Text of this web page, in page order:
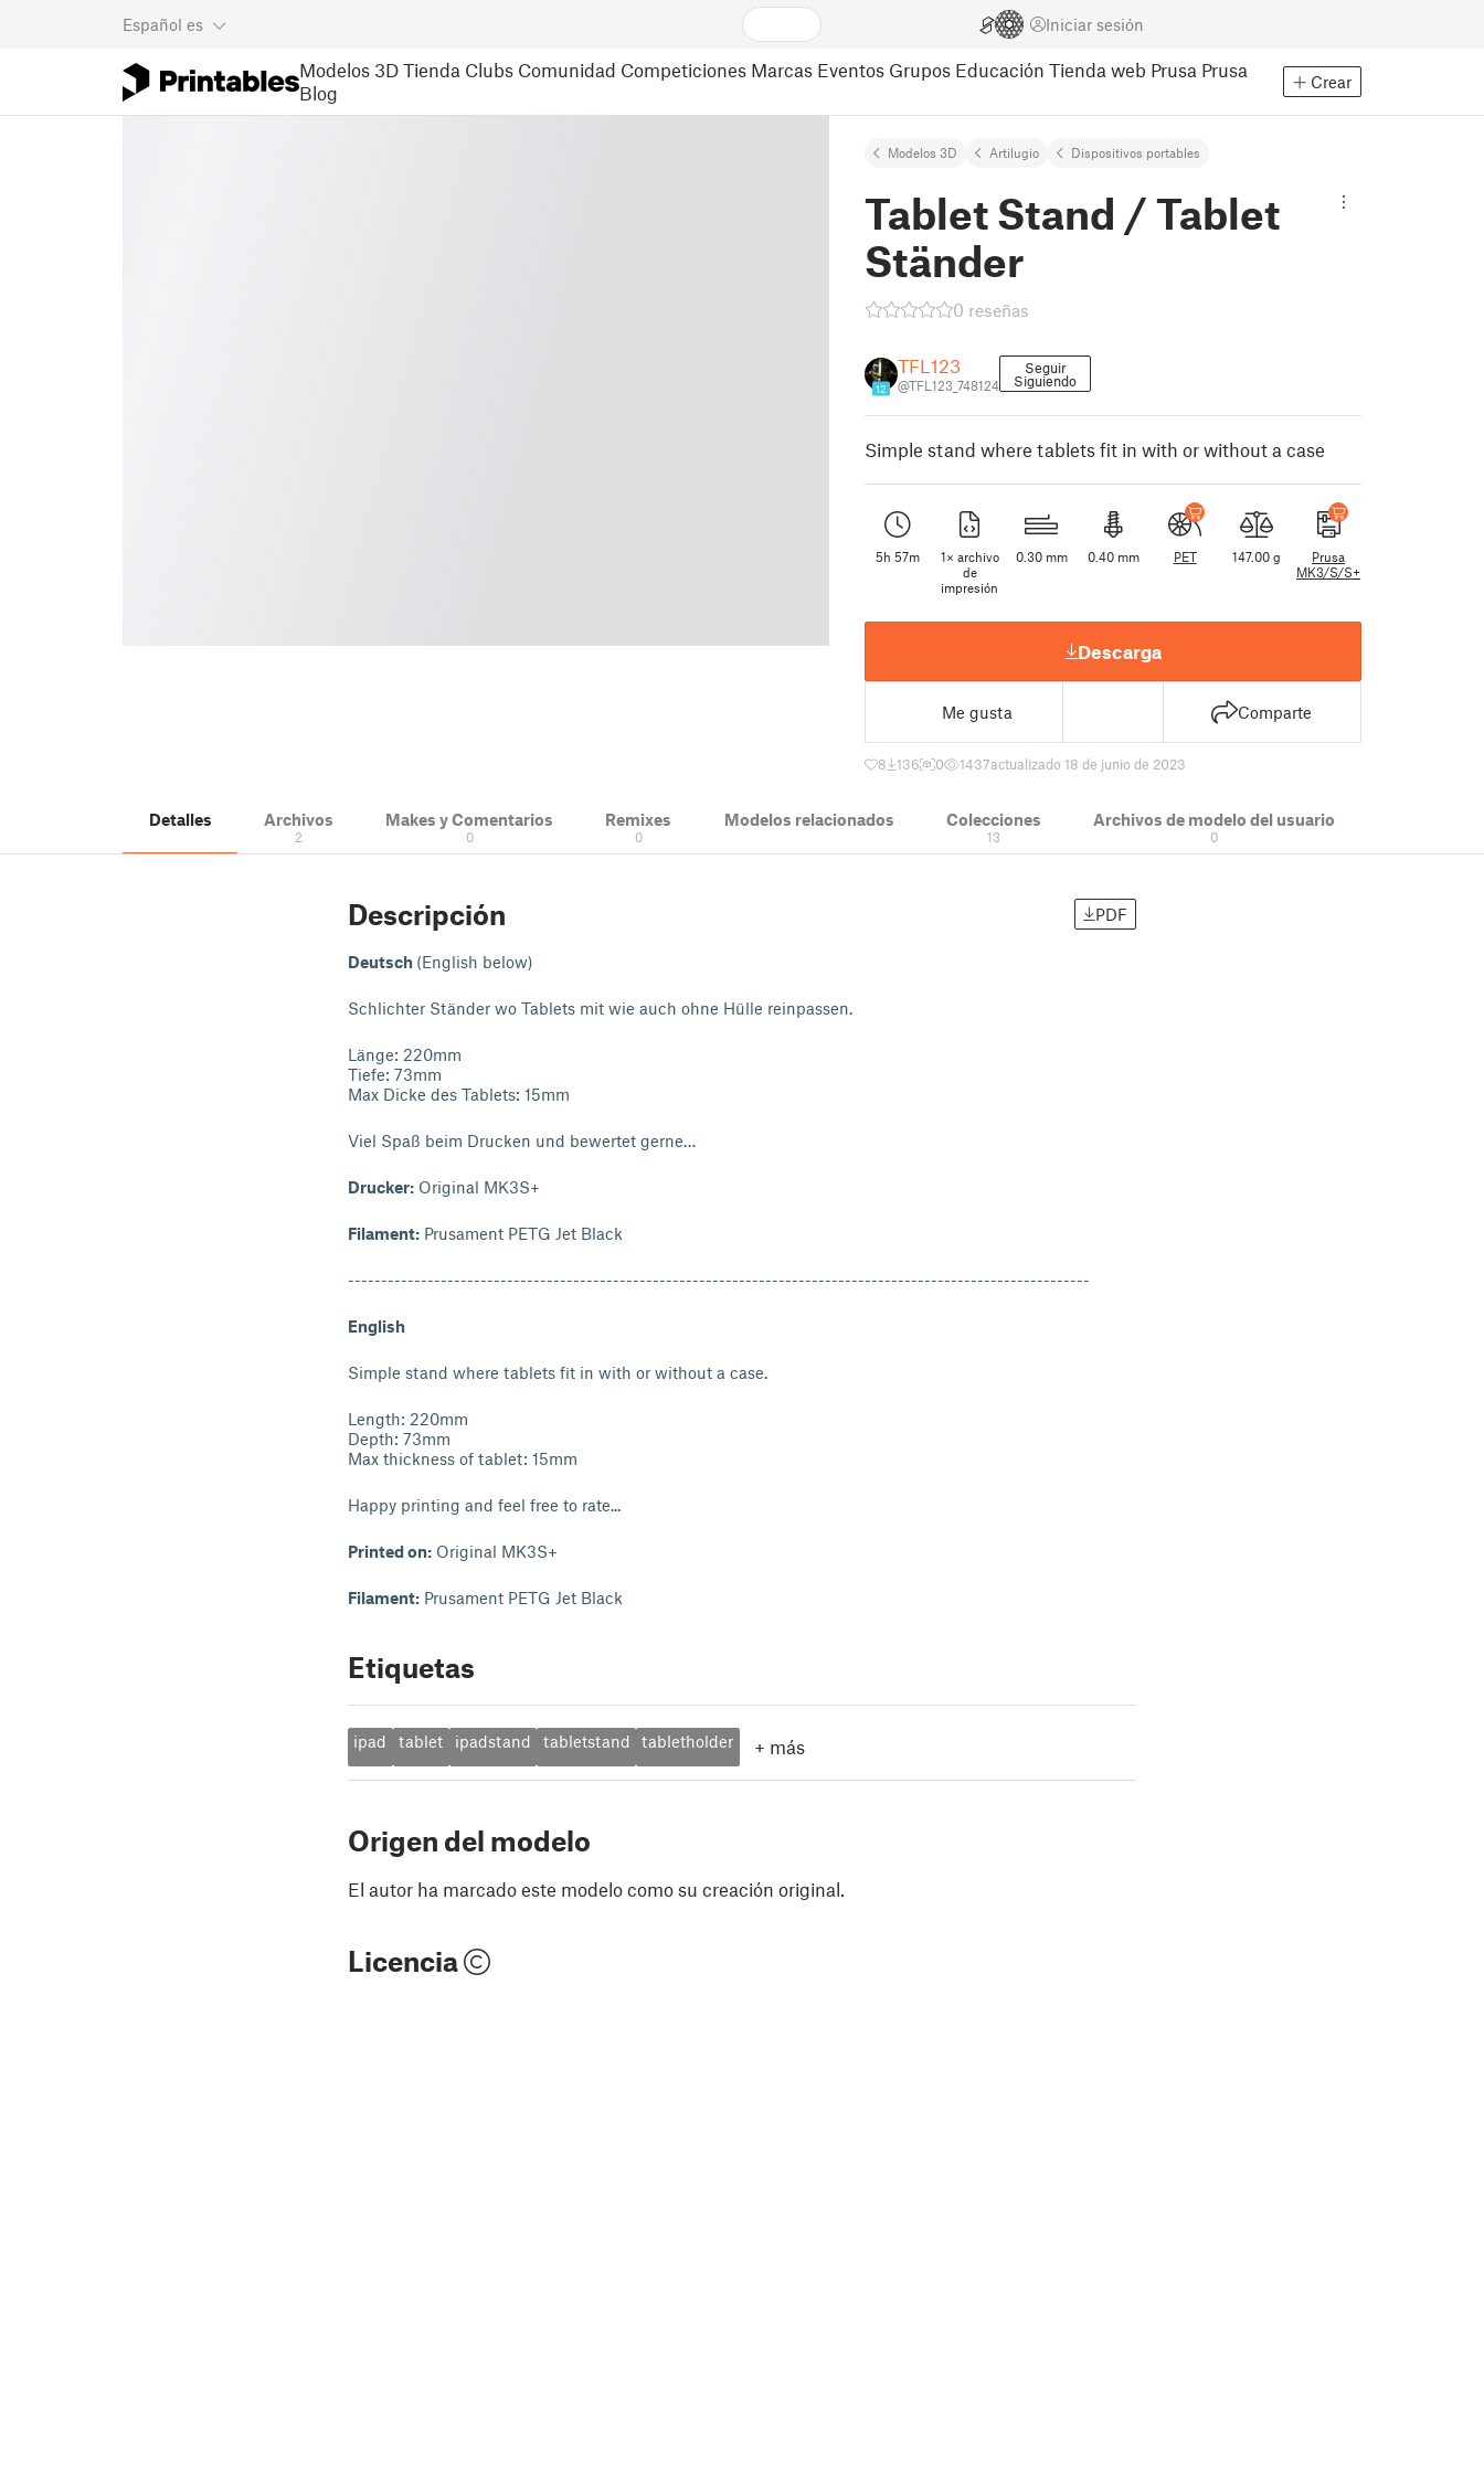
Español es Iniciar sesión
Modelos 3D Tienda Clubs Comunidad Competiciones Marcas Eventos Grupos Educación Tienda web Prusa Prusa
Blog
Crear
Modelos 3D Artilugio Dispositivos portables
Tablet Stand / Tablet
Ständer
0 reseñas
12
TFL123
@TFL123_748124
Seguir
Siguiendo
Simple stand where tablets fit in with or without a case
5h 57m
1× archivo
de
impresión
0.30 mm 0.40 mm PET 147.00 g
Prusa
MK3/S/S+
Descarga
Me gusta Comparte
8 136 0 1437actualizado 18 de junio de 2023
Detalles Archivos
2
Makes y Comentarios
0
Remixes
0
Modelos relacionados Colecciones
13
Archivos de modelo del usuario
0
Descripción PDF
Deutsch (English below)
Schlichter Ständer wo Tablets mit wie auch ohne Hülle reinpassen.
Länge: 220mm
Tiefe: 73mm
Max Dicke des Tablets: 15mm
Viel Spaß beim Drucken und bewertet gerne…
Drucker: Original MK3S+
Filament: Prusament PETG Jet Black
----------------------------------------------------------------------------------------------------------------
English
Simple stand where tablets fit in with or without a case.
Length: 220mm
Depth: 73mm
Max thickness of tablet: 15mm
Happy printing and feel free to rate...
Printed on: Original MK3S+
Filament: Prusament PETG Jet Black
Etiquetas
ipad tablet ipadstand tabletstand tabletholder + más
Origen del modelo
El autor ha marcado este modelo como su creación original.
Licencia